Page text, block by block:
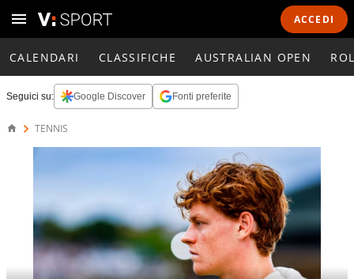
ACCEDI
CALENDARI CLASSIFICHE AUSTRALIAN OPEN
Seguici su: Google Discover Fonti preferite
TENNIS